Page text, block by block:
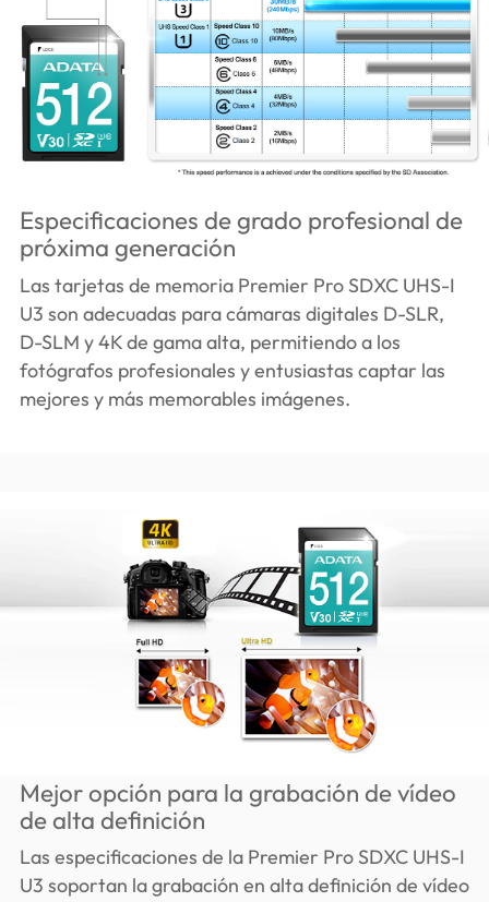
Especificaciones de grado profesional de
próxima generación
Las tarjetas de memoria Premier Pro SDXC UHS-I
U3 son adecuadas para cámaras digitales D-SLR,
D-SLM y 4K de gama alta, permitiendo a los
fotógrafos profesionales y entusiastas captar las
mejores y más memorables imágenes.
Mejor opción para la grabación de vídeo
de alta definición
Las especificaciones de la Premier Pro SDXC UHS-I
U3 soportan la grabación en alta definición de vídeo